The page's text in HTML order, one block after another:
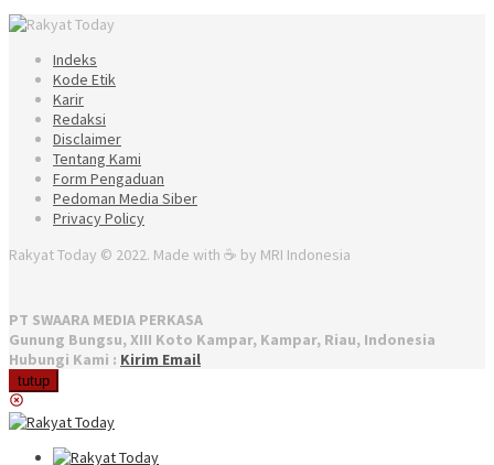
Indeks
Kode Etik
Karir
Redaksi
Disclaimer
Tentang Kami
Form Pengaduan
Pedoman Media Siber
Privacy Policy
Rakyat Today © 2022. Made with ☕ by MRI Indonesia
PT SWAARA MEDIA PERKASA
Gunung Bungsu, XIII Koto Kampar, Kampar, Riau, Indonesia
Hubungi Kami : Kirim Email
tutup